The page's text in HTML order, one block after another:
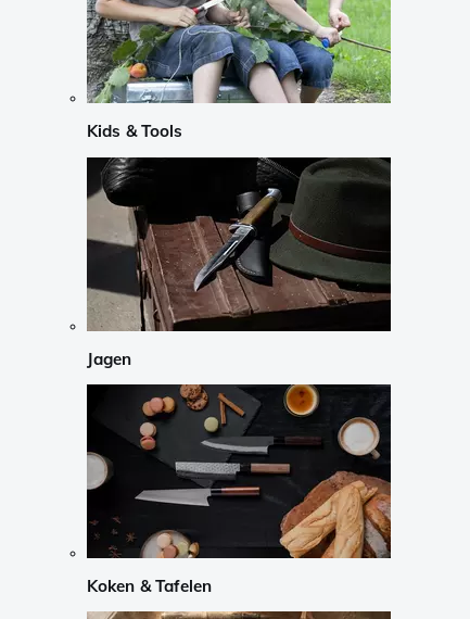
Kids & Tools
Jagen
Koken & Tafelen